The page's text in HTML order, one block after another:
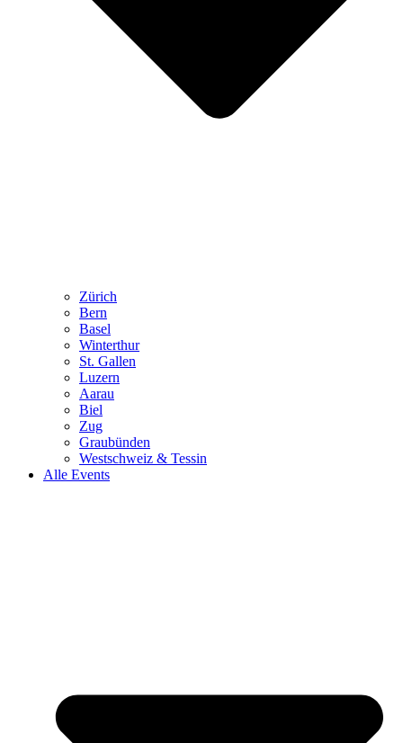
Zürich
Bern
Basel
Winterthur
St. Gallen
Luzern
Aarau
Biel
Zug
Graubünden
Westschweiz & Tessin
Alle Events